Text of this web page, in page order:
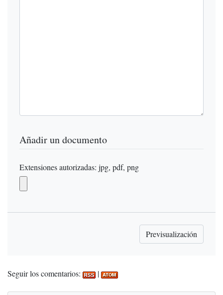
Añadir un documento
Extensiones autorizadas: jpg, pdf, png
Seguir los comentarios: |